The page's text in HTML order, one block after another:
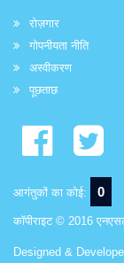
रोज़गार
गोपनीयता नीति
अस्वीकरण
पूछताछ
आगंतुकों का कोई: 0
कॉपीराइट © 2016
Designed &